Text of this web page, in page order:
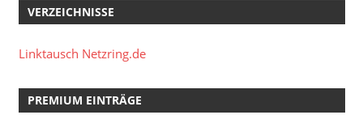
VERZEICHNISSE
Linktausch Netzring.de
PREMIUM EINTRÄGE